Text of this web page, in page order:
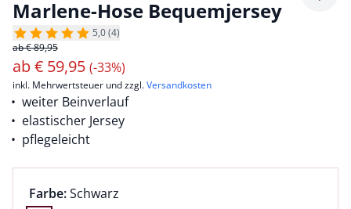
Marlene-Hose Bequemjersey
5,0 (4)
ab € 89,95
ab€ 59,95 (-33%)
inkl. Mehrwertsteuer und zzgl.Versandkosten
weiter Beinverlauf
elastischer Jersey
pflegeleicht
Farbauswahl:
Farbe:aktuell ausgewählt:
Schwarz